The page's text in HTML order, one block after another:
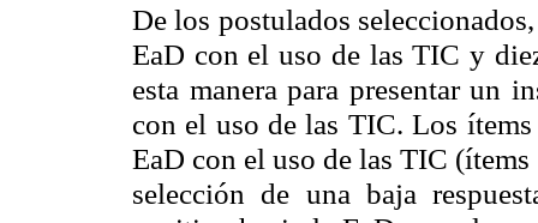
De los postulados
EaD con el uso de las TIC y
esta manera para presentar un
con el uso de las TIC. Los
EaD con el uso de las TIC
selección de una baja